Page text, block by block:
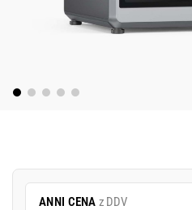
ANNI CENA z DDV